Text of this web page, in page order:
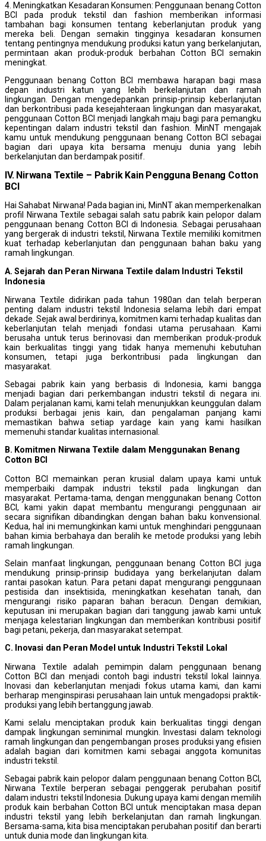
4. Meningkatkan Kesadaran Konsumen: Penggunaan benang Cotton
BCI pada produk tekstil dan fashion memberikan informasi
tambahan bagi konsumen tentang keberlanjutan produk yang
mereka beli. Dengan semakin tingginya kesadaran konsumen
tentang pentingnya mendukung produksi katun yang berkelanjutan,
permintaan akan produk-produk berbahan Cotton BCI semakin
meningkat.
Penggunaan benang Cotton BCI membawa harapan bagi masa
depan industri katun yang lebih berkelanjutan dan ramah
lingkungan. Dengan mengedepankan prinsip-prinsip keberlanjutan
dan berkontribusi pada kesejahteraan lingkungan dan masyarakat,
penggunaan Cotton BCI menjadi langkah maju bagi para pemangku
kepentingan dalam industri tekstil dan fashion. MinNT mengajak
kamu untuk mendukung penggunaan benang Cotton BCI sebagai
bagian dari upaya kita bersama menuju dunia yang lebih
berkelanjutan dan berdampak positif.
IV. Nirwana Textile – Pabrik Kain Pengguna Benang Cotton
BCI
Hai Sahabat Nirwana! Pada bagian ini, MinNT akan memperkenalkan
profil Nirwana Textile sebagai salah satu pabrik kain pelopor dalam
penggunaan benang Cotton BCI di Indonesia. Sebagai perusahaan
yang bergerak di industri tekstil, Nirwana Textile memiliki komitmen
kuat terhadap keberlanjutan dan penggunaan bahan baku yang
ramah lingkungan.
A. Sejarah dan Peran Nirwana Textile dalam Industri Tekstil
Indonesia
Nirwana Textile didirikan pada tahun 1980an dan telah berperan
penting dalam industri tekstil Indonesia selama lebih dari empat
dekade. Sejak awal berdirinya, komitmen kami terhadap kualitas dan
keberlanjutan telah menjadi fondasi utama perusahaan. Kami
berusaha untuk terus berinovasi dan memberikan produk-produk
kain berkualitas tinggi yang tidak hanya memenuhi kebutuhan
konsumen, tetapi juga berkontribusi pada lingkungan dan
masyarakat.
Sebagai pabrik kain yang berbasis di Indonesia, kami bangga
menjadi bagian dari perkembangan industri tekstil di negara ini.
Dalam perjalanan kami, kami telah menunjukkan keunggulan dalam
produksi berbagai jenis kain, dan pengalaman panjang kami
memastikan bahwa setiap yardage kain yang kami hasilkan
memenuhi standar kualitas internasional.
B. Komitmen Nirwana Textile dalam Menggunakan Benang
Cotton BCI
Cotton BCI memainkan peran krusial dalam upaya kami untuk
memperbaiki dampak industri tekstil pada lingkungan dan
masyarakat. Pertama-tama, dengan menggunakan benang Cotton
BCI, kami yakin dapat membantu mengurangi penggunaan air
secara signifikan dibandingkan dengan bahan baku konvensional.
Kedua, hal ini memungkinkan kami untuk menghindari penggunaan
bahan kimia berbahaya dan beralih ke metode produksi yang lebih
ramah lingkungan.
Selain manfaat lingkungan, penggunaan benang Cotton BCI juga
mendukung prinsip-prinsip budidaya yang berkelanjutan dalam
rantai pasokan katun. Para petani dapat mengurangi penggunaan
pestisida dan insektisida, meningkatkan kesehatan tanah, dan
mengurangi risiko paparan bahan beracun. Dengan demikian,
keputusan ini merupakan bagian dari tanggung jawab kami untuk
menjaga kelestarian lingkungan dan memberikan kontribusi positif
bagi petani, pekerja, dan masyarakat setempat.
C. Inovasi dan Peran Model untuk Industri Tekstil Lokal
Nirwana Textile adalah pemimpin dalam penggunaan benang
Cotton BCI dan menjadi contoh bagi industri tekstil lokal lainnya.
Inovasi dan keberlanjutan menjadi fokus utama kami, dan kami
berharap menginspirasi perusahaan lain untuk mengadopsi praktik-
produksi yang lebih bertanggung jawab.
Kami selalu menciptakan produk kain berkualitas tinggi dengan
dampak lingkungan seminimal mungkin. Investasi dalam teknologi
ramah lingkungan dan pengembangan proses produksi yang efisien
adalah bagian dari komitmen kami sebagai anggota komunitas
industri tekstil.
Sebagai pabrik kain pelopor dalam penggunaan benang Cotton BCI,
Nirwana Textile berperan sebagai penggerak perubahan positif
dalam industri tekstil Indonesia. Dukung upaya kami dengan memilih
produk kain berbahan Cotton BCI untuk menciptakan masa depan
industri tekstil yang lebih berkelanjutan dan ramah lingkungan.
Bersama-sama, kita bisa menciptakan perubahan positif dan berarti
untuk dunia mode dan lingkungan kita.